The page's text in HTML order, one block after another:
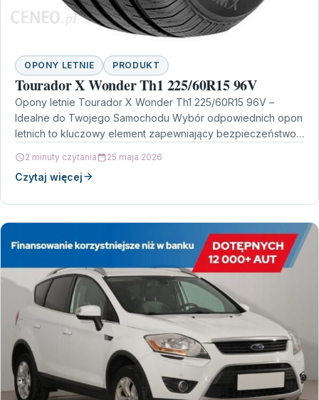
OPONY LETNIE PRODUKT
Tourador X Wonder Th1 225/60R15 96V
Opony letnie Tourador X Wonder Th1 225/60R15 96V –
Idealne do Twojego Samochodu Wybór odpowiednich opon
letnich to kluczowy element zapewniający bezpieczeństwo i
2 minuty czytania 25 maja 2026
Czytaj więcej